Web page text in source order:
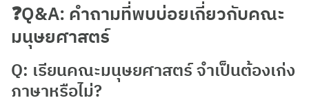
❓Q&A: คำถามที่พบบ่อยเกี่ยวกับคณะ
มนุษยศาสตร์
Q: เรียนคณะมนุษยศาสตร์ จำเป็นต้องเก่ง
ภาษาหรือไม่?